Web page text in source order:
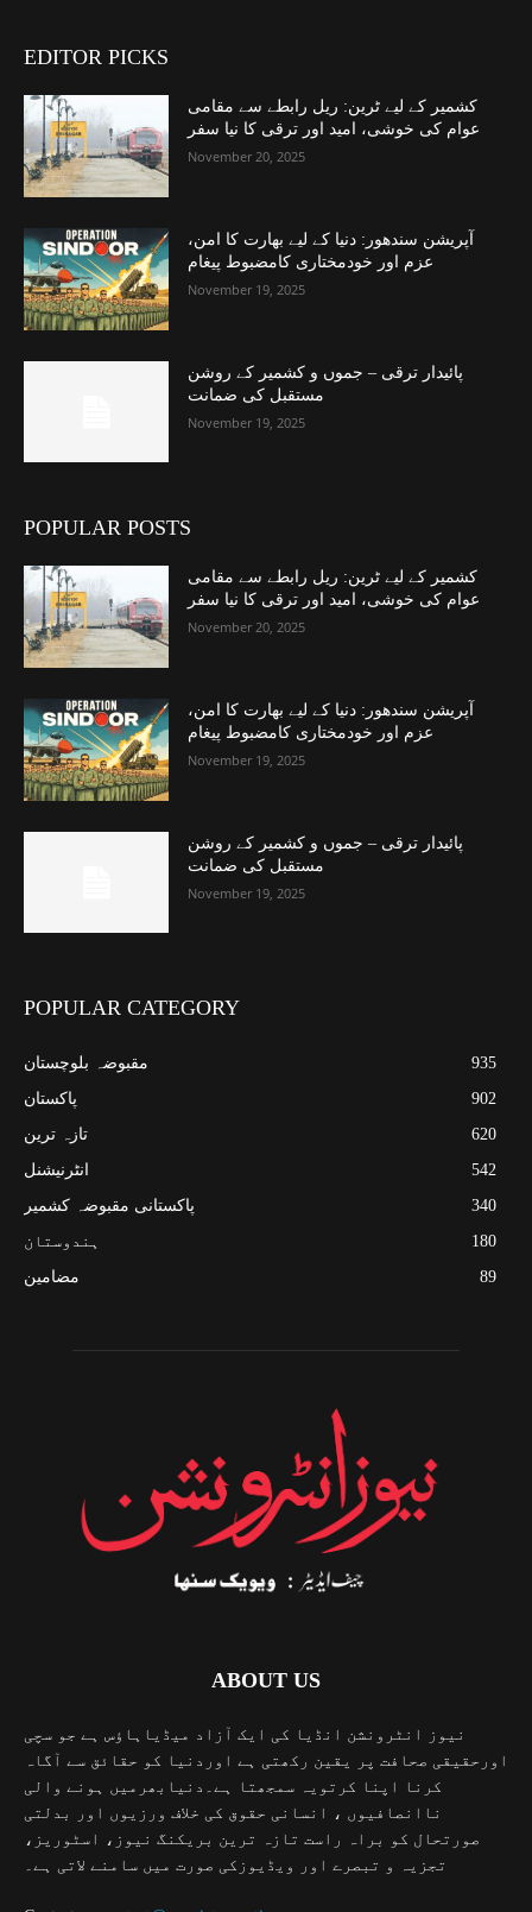
EDITOR PICKS
کشمیر کے لیے ٹرین: ریل رابطے سے مقامی
عوام کی خوشی، امید اور ترقی کا نیا سفر
November 20, 2025
آپریشن سندھور: دنیا کے لیے بھارت کا امن،
عزم اور خودمختاری کامضبوط پیغام
November 19, 2025
پائیدار ترقی – جموں و کشمیر کے روشن
مستقبل کی ضمانت
November 19, 2025
POPULAR POSTS
کشمیر کے لیے ٹرین: ریل رابطے سے مقامی
عوام کی خوشی، امید اور ترقی کا نیا سفر
November 20, 2025
آپریشن سندھور: دنیا کے لیے بھارت کا امن،
عزم اور خودمختاری کامضبوط پیغام
November 19, 2025
پائیدار ترقی – جموں و کشمیر کے روشن
مستقبل کی ضمانت
November 19, 2025
POPULAR CATEGORY
مقبوضہ بلوچستان
935
پاکستان
902
تازہ ترین
620
انٹرنیشنل
542
پاکستانی مقبوضہ کشمیر
340
ہندوستان
180
مضامین
89
ABOUT US
نیوز انٹرونشن انڈیا کی ایک آزاد میڈیاہاؤس ہے جو سچی
اورحقیقی صحافت پر یقین رکھتی ہے اوردنیا کو حقائق سے آگاہ
کرنا اپنا کرتویہ سمجھتا ہے۔دنیابھرمیں ہونے والی
ناانصافیوں ، انسانی حقوق کی خلاف ورزیوں اور بدلتی
صورتحال کو براہ راست تازہ ترین بریکنگ نیوز، اسٹوریز،
تجزیہ و تبصرے اور ویڈیوزکی صورت میں سامنے لاتی ہے۔